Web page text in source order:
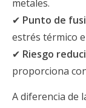
metales.
✔ Punto de
estrés térmico
✔ Riesgo
proporciona
A diferencia de